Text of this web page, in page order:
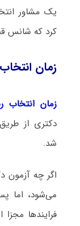
یک مشاور
کرد که شانس
زمان
زمان انتخاب
دکتری از
شد.
اگر چه آزمون
می‌شود، اما
فرایندها